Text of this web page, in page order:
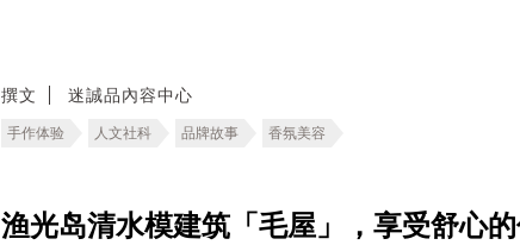
撰文 迷誠品內容中心
手作体验 人文社科 品牌故事 香氛美容
渔光岛清水模建筑「毛屋」，享受舒心